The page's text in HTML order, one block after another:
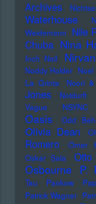
Archives
Waterhouse
Weidemann Nile
Chuba Nina
Inch Nail
Noddy Holder Noel
La Grinta
Noori
Jones
Notdurft
Vague
NSYNC
Oasis Odd
Olivia Dean
Romero
Omer
Oskar Sala
Osbourne
P.
Tau
Pankow
Patrick Wagner